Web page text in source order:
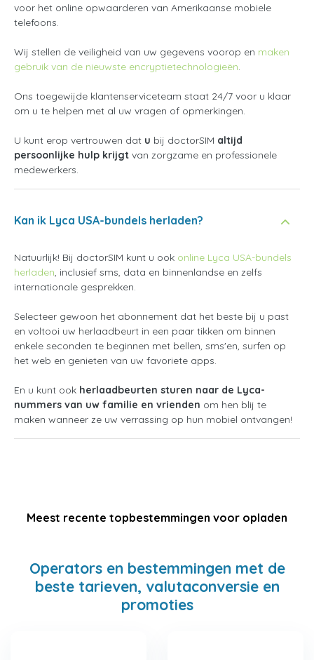
voor het online opwaarderen van Amerikaanse mobiele
telefoons.
Wij stellen de veiligheid van uw gegevens voorop en maken
gebruik van de nieuwste encryptietechnologieën.
Ons toegewijde klantenserviceteam staat 24/7 voor u klaar
om u te helpen met al uw vragen of opmerkingen.
U kunt erop vertrouwen dat u bij doctorSIM altijd
persoonlijke hulp krijgt van zorgzame en professionele
medewerkers.
Kan ik Lyca USA-bundels herladen?
Natuurlijk! Bij doctorSIM kunt u ook online Lyca USA-bundels
herladen, inclusief sms, data en binnenlandse en zelfs
internationale gesprekken.
Selecteer gewoon het abonnement dat het beste bij u past
en voltooi uw herlaadbeurt in een paar tikken om binnen
enkele seconden te beginnen met bellen, sms'en, surfen op
het web en genieten van uw favoriete apps.
En u kunt ook herlaadbeurten sturen naar de Lyca-
nummers van uw familie en vrienden om hen blij te
maken wanneer ze uw verrassing op hun mobiel ontvangen!
Meest recente topbestemmingen voor opladen
Operators en bestemmingen met de
beste tarieven, valutaconversie en
promoties